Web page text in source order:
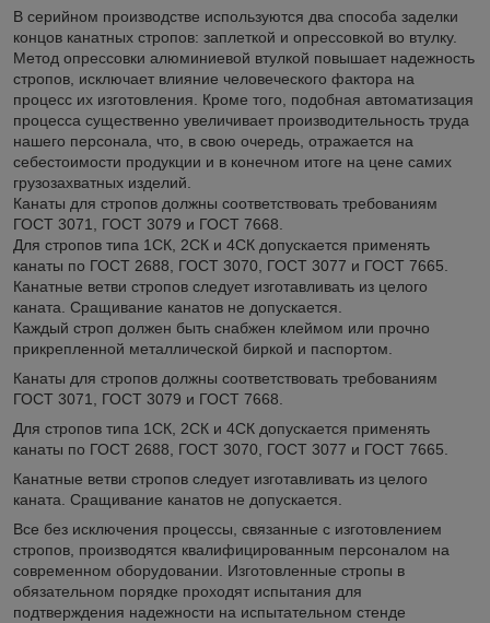
В серийном производстве используются два способа заделки
концов канатных стропов: заплеткой и опрессовкой во втулку.
Метод опрессовки алюминиевой втулкой повышает надежность
стропов, исключает влияние человеческого фактора на
процесс их изготовления. Кроме того, подобная автоматизация
процесса существенно увеличивает производительность труда
нашего персонала, что, в свою очередь, отражается на
себестоимости продукции и в конечном итоге на цене самих
грузозахватных изделий.
Канаты для стропов должны соответствовать требованиям
ГОСТ 3071, ГОСТ 3079 и ГОСТ 7668.
Для стропов типа 1СК, 2СК и 4СК допускается применять
канаты по ГОСТ 2688, ГОСТ 3070, ГОСТ 3077 и ГОСТ 7665.
Канатные ветви стропов следует изготавливать из целого
каната. Сращивание канатов не допускается.
Каждый строп должен быть снабжен клеймом или прочно
прикрепленной металлической биркой и паспортом.
Канаты для стропов должны соответствовать требованиям
ГОСТ 3071, ГОСТ 3079 и ГОСТ 7668.
Для стропов типа 1СК, 2СК и 4СК допускается применять
канаты по ГОСТ 2688, ГОСТ 3070, ГОСТ 3077 и ГОСТ 7665.
Канатные ветви стропов следует изготавливать из целого
каната. Сращивание канатов не допускается.
Все без исключения процессы, связанные с изготовлением
стропов, производятся квалифицированным персоналом на
современном оборудовании. Изготовленные стропы в
обязательном порядке проходят испытания для
подтверждения надежности на испытательном стенде